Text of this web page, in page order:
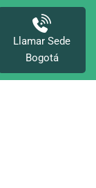
Llamar Sede
Bogotá